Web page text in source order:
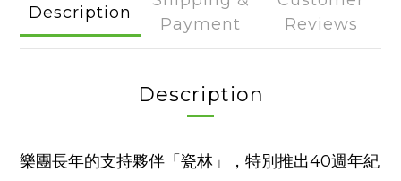
Description
Payment
Reviews
Description
樂團長年的支持夥伴「瓷林」，特別推出40週年紀